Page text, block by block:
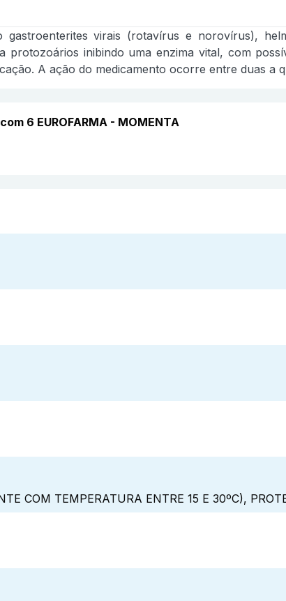
virais (rotavírus e norovírus),
protozoários inibindo uma enzima vital, com
A ação do medicamento ocorre entre duas a
6 EUROFARMA - MOMENTA
COM TEMPERATURA ENTRE 15 E 30ºC),